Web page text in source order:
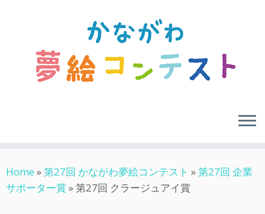
to
content
Home »第27回 かながわ夢絵コンテスト »第27回 企業
サポーター賞 »第27回 クラージュアイ賞